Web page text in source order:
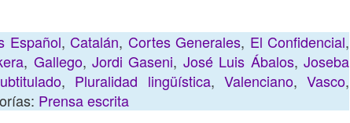
Español,Catalán, Cortes Generales, El Confidencial,
, Gallego,Jordi Gaseni, José Luis Ábalos,Joseba
, Pluralidad lingüística, Valenciano,Vasco,
Prensa escrita